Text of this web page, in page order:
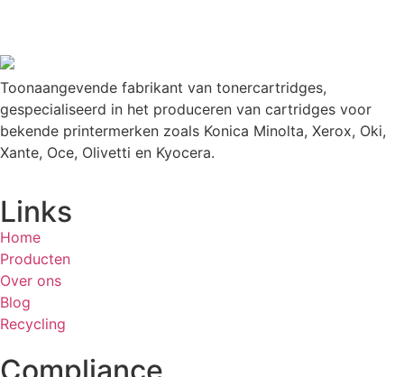
Toonaangevende fabrikant van tonercartridges,
gespecialiseerd in het produceren van cartridges voor
bekende printermerken zoals Konica Minolta, Xerox, Oki,
Xante, Oce, Olivetti en Kyocera.
Links
Home
Producten
Over ons
Blog
Recycling